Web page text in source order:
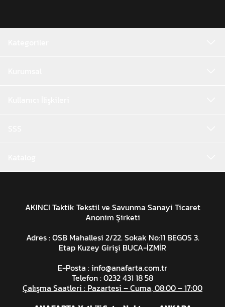
AKINCI Taktik Tekstil ve Savunma Sanayi Ticaret
Anonim Şirketi
Adres : OSB Mahallesi 2/22. Sokak No:11 BEGOS 3.
Etap Kuzey Girişi BUCA-İZMİR
E-Posta :info@anafarta.com.tr
Telefon : 0232 431 18 58
Çalışma Saatleri : Pazartesi – Cuma, 08:00 – 17:00